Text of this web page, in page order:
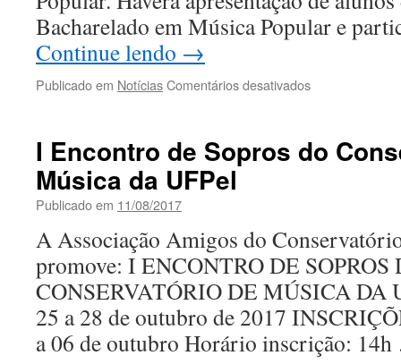
Bacharelado em Música Popular e
Continue lendo →
Publicado em NotíciasComentários desativadosem
I Encontro de Sopros do
Música da UFPel
Publicado em 11/08/2017
A Associação Amigos do
promove: I ENCONTRO DE SOPROS
CONSERVATÓRIO DE MÚSICA DA
25 a 28 de outubro de 2017
a 06 de outubro Horário inscrição: